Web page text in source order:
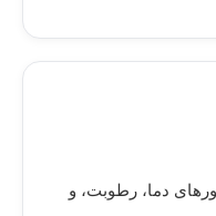
دما، رطوبت، و